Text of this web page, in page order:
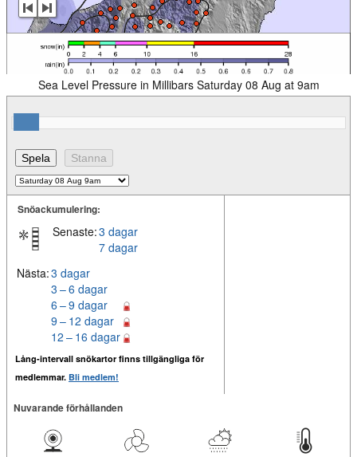
Sea Level Pressure in Millibars Saturday 08 Aug at 9am
Snöackumulering:
Senaste:3 dagar
7 dagar
Nästa:3 dagar
3 – 6 dagar
6 – 9 dagar
9 – 12 dagar
12 – 16 dagar
Lång-intervall snökartor finns tillgängliga för
medlemmar. Bli medlem!
Nuvarande förhållanden